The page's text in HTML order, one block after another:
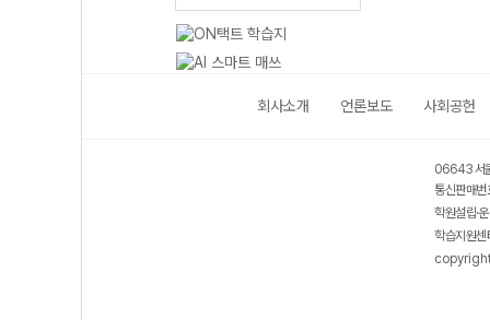
회사소개 언론보도 사회공헌
06643 서
통신판매
학원설립·
학습지원